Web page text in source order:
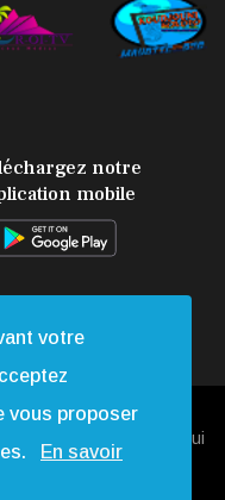
notre
mobile
Droits Réservés |
Qui
votre
vous proposer
En savoir